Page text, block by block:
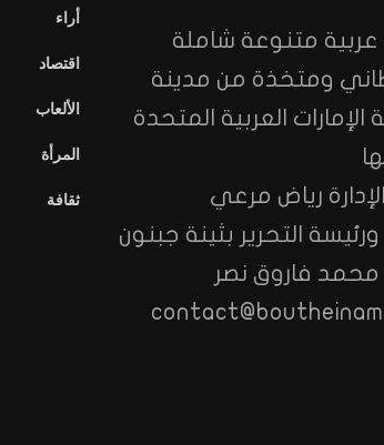
عربية متنوعة شاملة
ومتخذة من مدينة
الإمارات العربية المتحدة
رياض مرعي
التحرير بثينة جبنون
محمد فاروق نصر
أراء
اقتصاد
الألعاب
المرأة
ثقافة